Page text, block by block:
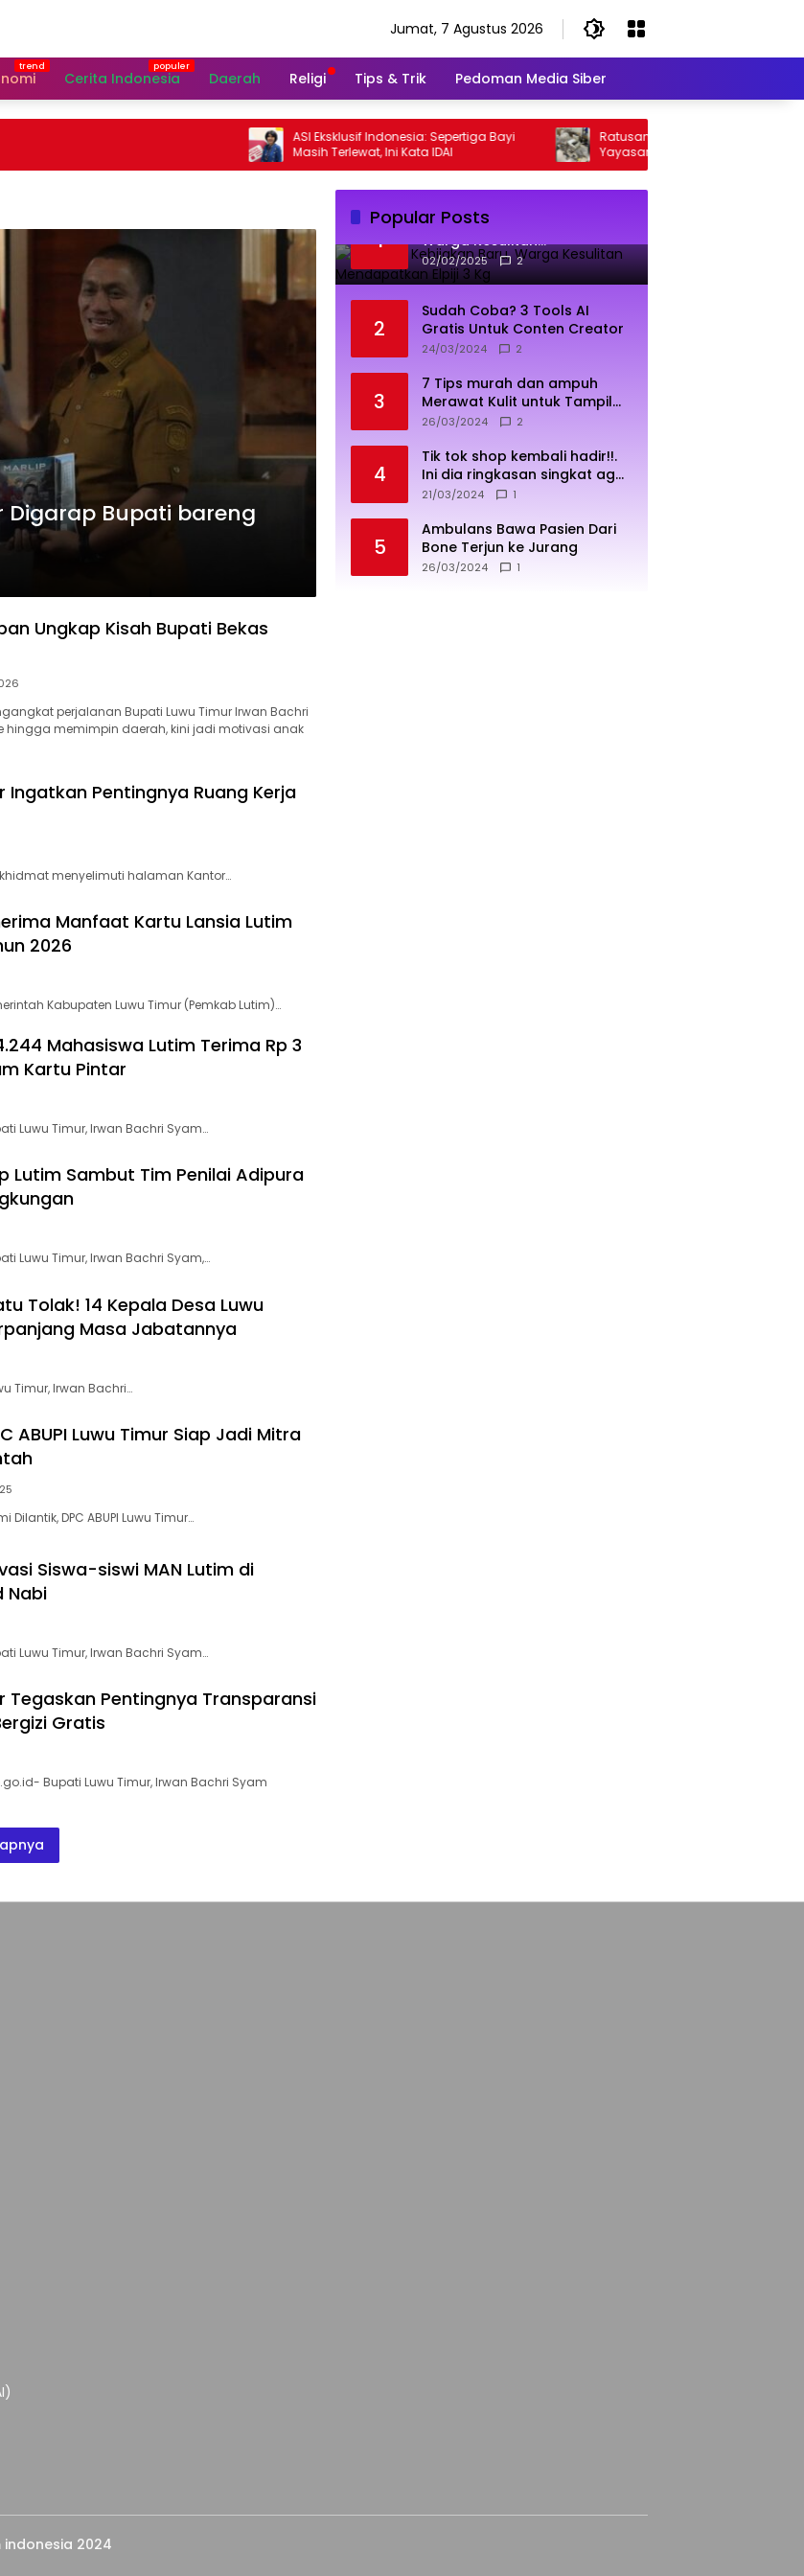
Jumat, 7 Agustus 2026
Cerita Indonesia Daerah Religi Tips & Trik Pedoman Media Siber
ASI Eksklusif Indonesia: Sepertiga Bayi
Masih Terlewat, Ini Kata IDAI
Ratusan Senjata Sekolah Pondok Pinang,
Yayasan Angkat Bicara
Digarap Bupati bareng
Ungkap Kisah Bupati Bekas
perjalanan Bupati Luwu Timur Irwan Bachri
hingga memimpin daerah, kini jadi motivasi anak
Ingatkan Pentingnya Ruang Kerja
menyelimuti halaman Kantor…
Manfaat Kartu Lansia Lutim
2026
Kabupaten Luwu Timur (Pemkab Lutim)…
Mahasiswa Lutim Terima Rp 3
Kartu Pintar
Luwu Timur, Irwan Bachri Syam…
Lutim Sambut Tim Penilai Adipura
Luwu Timur, Irwan Bachri Syam,…
Tolak! 14 Kepala Desa Luwu
Masa Jabatannya
Timur, Irwan Bachri…
ABUPI Luwu Timur Siap Jadi Mitra
DPC ABUPI Luwu Timur…
Siswa-siswi MAN Lutim di
Nabi
Luwu Timur, Irwan Bachri Syam…
Tegaskan Pentingnya Transparansi
Gratis
Bupati Luwu Timur, Irwan Bachri Syam
Popular Posts
1
Dampak Kebijakan Baru,
Warga Kesulitan
Mendapatkan Elpiji 3 Kg
02/02/2025 2
2
Sudah Coba? 3 Tools AI
Gratis Untuk Conten Creator
24/03/2024 2
3
7 Tips murah dan ampuh
Merawat Kulit untuk Tampil
Sehat dan Cerah
26/03/2024 2
4
Tik tok shop kembali hadir!!.
Ini dia ringkasan singkat agar
penjualan lebih sukses
21/03/2024 1
5
Ambulans Bawa Pasien Dari
Bone Terjun ke Jurang
26/03/2024 1
indonesia 2024